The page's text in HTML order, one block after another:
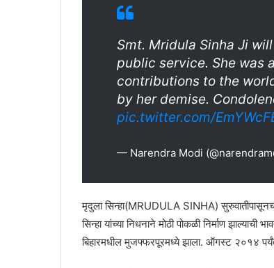
Smt. Mridula Sinha Ji
public service. She was
contributions to the
by her demise.
pic.twitter.com/
— Narendra Modi
मृदुला सिन्हा(MRUDULA SINHA) सुरुवातीपासूनच
सिन्हा यांच्या निधनाने मोठी पोकळी निर्माण
बिहारमधील मुजफ्फरपूरमध्ये झाला. ऑगस्ट २०१४ पर्यंत